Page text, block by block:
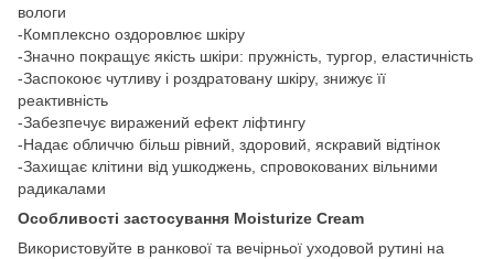
вологи
-Комплексно оздоровлює шкіру
-Значно покращує якість шкіри: пружність, тургор, еластичність
-Заспокоює чутливу і роздратовану шкіру, знижує її
реактивність
-Забезпечує виражений ефект ліфтингу
-Надає обличчю більш рівний, здоровий, яскравий відтінок
-Захищає клітини від ушкоджень, спровокованих вільними
радикалами
Особливості застосування Moisturize Cream
Використовуйте в ранкової та вечірньої уходовой рутині на